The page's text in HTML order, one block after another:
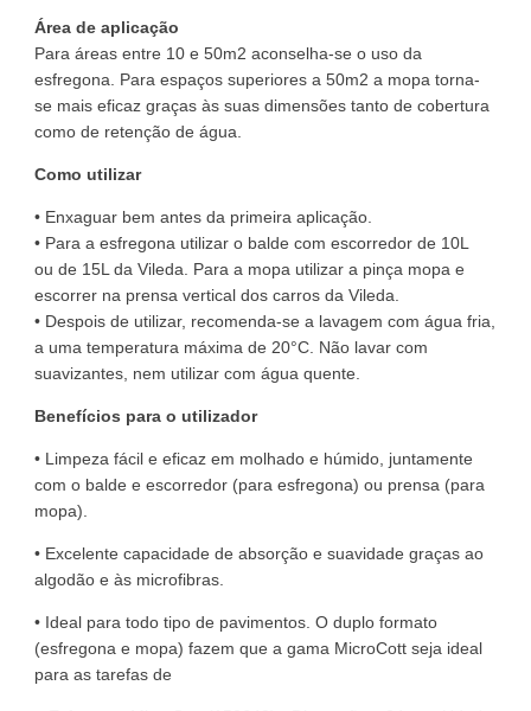
Área de aplicação
Para áreas entre 10 e 50m2 aconselha-se o uso da
esfregona. Para espaços superiores a 50m2 a mopa torna-
se mais eficaz graças às suas dimensões tanto de cobertura
como de retenção de água.
Como utilizar
• Enxaguar bem antes da primeira aplicação.
• Para a esfregona utilizar o balde com escorredor de 10L
ou de 15L da Vileda. Para a mopa utilizar a pinça mopa e
escorrer na prensa vertical dos carros da Vileda.
• Despois de utilizar, recomenda-se a lavagem com água fria,
a uma temperatura máxima de 20°C. Não lavar com
suavizantes, nem utilizar com água quente.
Benefícios para o utilizador
• Limpeza fácil e eficaz em molhado e húmido, juntamente
com o balde e escorredor (para esfregona) ou prensa (para
mopa).
• Excelente capacidade de absorção e suavidade graças ao
algodão e às microfibras.
• Ideal para todo tipo de pavimentos. O duplo formato
(esfregona e mopa) fazem que a gama MicroCott seja ideal
para as tarefas de